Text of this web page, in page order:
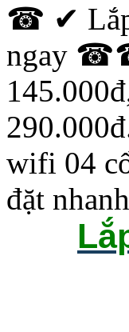
☎ ✔ Lắp
ngay
wifi 04
đặt